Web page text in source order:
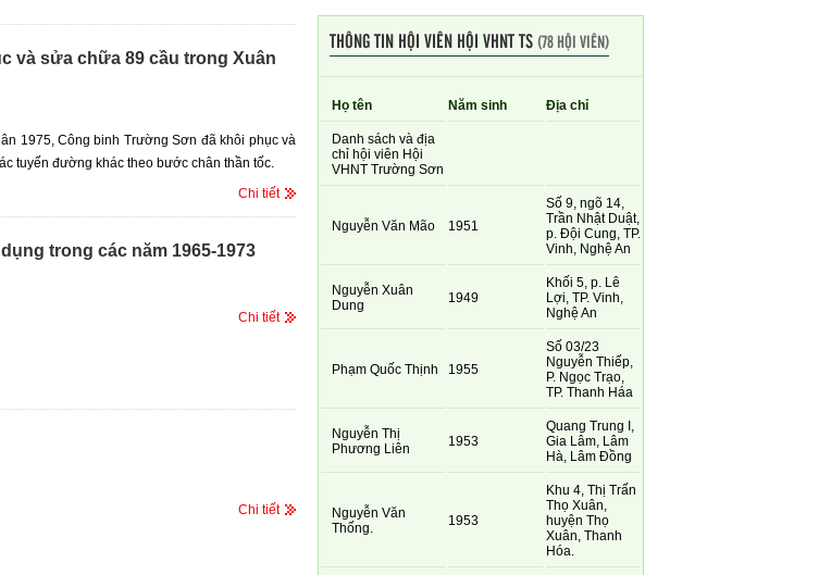
và sửa chữa 89 cầu trong Xuân
1975, Công binh Trường Sơn đã khôi phục và
tuyến đường khác theo bước chân thần tốc.
Chi tiết
trong các năm 1965-1973
Chi tiết
Chi tiết
THÔNG TIN HỘI VIÊN HỘI VHNT TS(78 HỘI VIÊN)
Họ tên Năm sinh Địa chỉ
Danh sách và địa
chỉ hội viên Hội
VHNT Trường Sơn
Nguyễn Văn Mão 1951
Số 9, ngõ 14,
Trần Nhật Duật,
p. Đội Cung, TP.
Vinh, Nghệ An
Nguyễn Xuân
Dung
1949
Khối 5, p. Lê
Lợi, TP. Vinh,
Nghệ An
Phạm Quốc Thịnh 1955
Số 03/23
Nguyễn Thiếp,
P. Ngọc Trạo,
TP. Thanh Háa
Nguyễn Thị
Phương Liên
1953
Quang Trung I,
Gia Lâm, Lâm
Hà, Lâm Đồng
Nguyễn Văn
Thống.
1953
Khu 4, Thị Trấn
Thọ Xuân,
huyện Thọ
Xuân, Thanh
Hóa.